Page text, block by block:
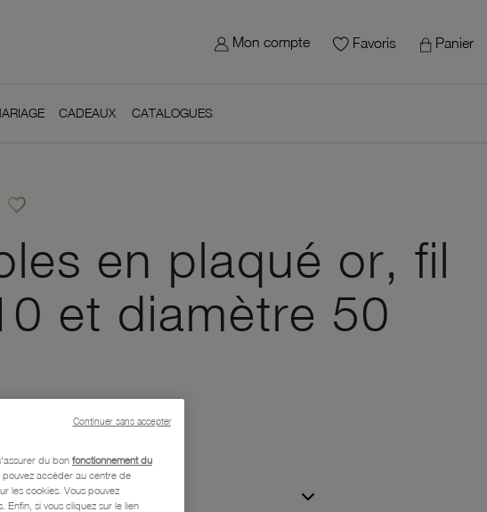
Mon compte
Favoris Panier
CADEAUX CATALOGUES
favorite_borderAjouter à vos favoris
en plaqué or, fil
et diamètre 50
du bon fonctionnement du
pouvez accéder au centre de
les cookies. Vous pouvez
Enfin, si vous cliquez sur le lien
Continuer sans accepter